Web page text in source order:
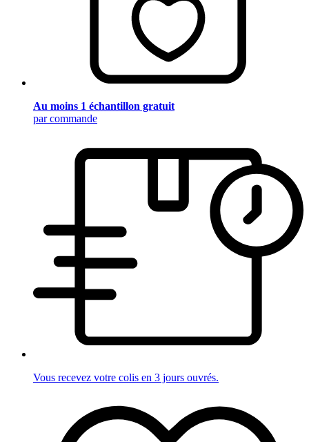
Au moins 1 échantillon gratuit
par commande
Vous recevez votre colis en 3 jours ouvrés.